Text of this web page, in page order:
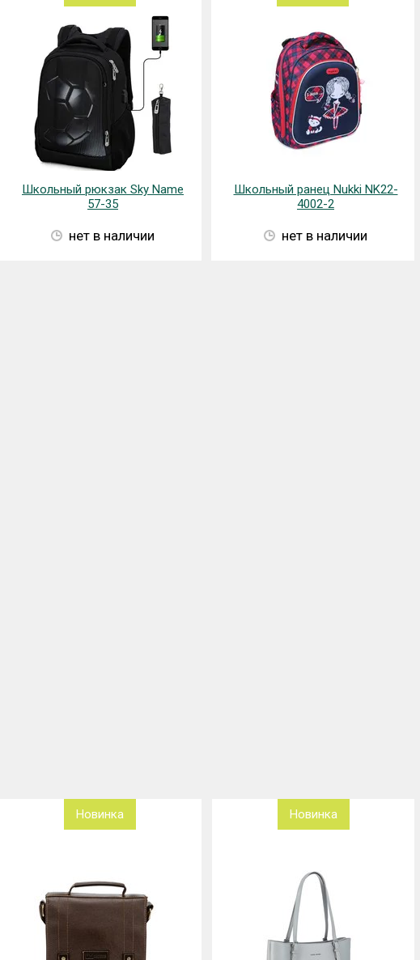
Школьный рюкзак Sky Name
57-35
нет в наличии
Школьный ранец Nukki NK22-
4002-2
нет в наличии
Новинка Новинка